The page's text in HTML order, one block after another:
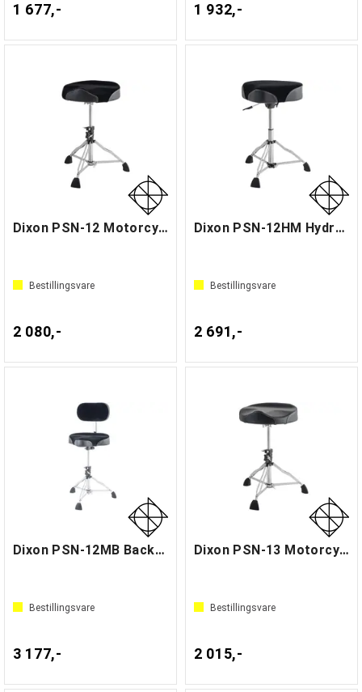
1 677,- 1 932,-
Dixon PSN-12 Motorcycle Throne
Bestillingsvare
2 080,-
Dixon PSN-12HM Hydraulic Throne
Bestillingsvare
2 691,-
Dixon PSN-12MB Backrest Throne
Bestillingsvare
3 177,-
Dixon PSN-13 Motorcycle Throne
Bestillingsvare
2 015,-